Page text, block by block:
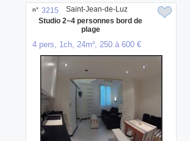
n° 3215
Studio 2~4 personnes bord de
plage
4 pers, 1ch, 24m², 250 à 600 €
Saint-Jean-de-Luz